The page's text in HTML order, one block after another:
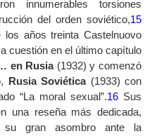
innumerables torsiones
del orden soviético,15
los años treinta Castelnuovo
cuestión en el último capítulo
en Rusia (1932) y comenzó
Rusia Soviética (1933) con
“La moral sexual”.16Sus
una reseña más dedicada,
su gran asombro ante la